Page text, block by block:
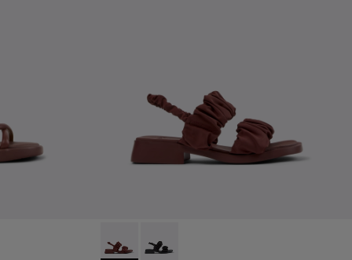
Sandalias de piel burdeos para mujer con suelas exteriores.
003 001 Dana - K201894-003 - Sandalias de textil
Dana - K201894-001